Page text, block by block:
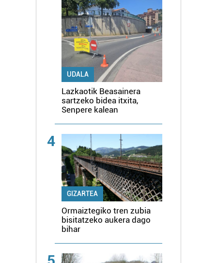
UDALA
Lazkaotik Beasainera
sartzeko bidea itxita,
Senpere kalean
4
GIZARTEA
Ormaiztegiko tren zubia
bisitatzeko aukera dago
bihar